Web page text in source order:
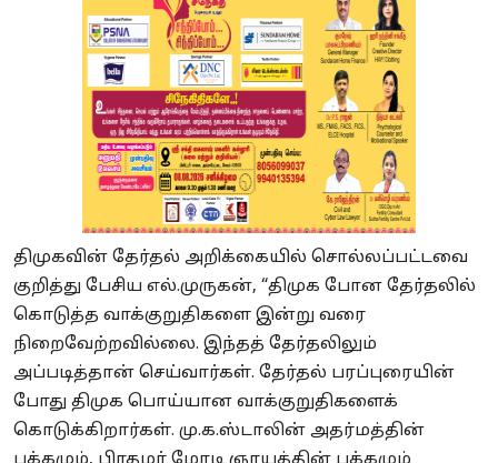
திமுகவின் தேர்தல் அறிக்கையில் சொல்லப்பட்டவை
குறித்து பேசிய எல்.முருகன், “திமுக போன தேர்தலில்
கொடுத்த வாக்குறுதிகளை இன்று வரை
நிறைவேற்றவில்லை. இந்தத் தேர்தலிலும்
அப்படித்தான் செய்வார்கள். தேர்தல் பரப்புரையின்
போது திமுக பொய்யான வாக்குறுதிகளைக்
கொடுக்கிறார்கள். மு.க.ஸ்டாலின் அதர்மத்தின்